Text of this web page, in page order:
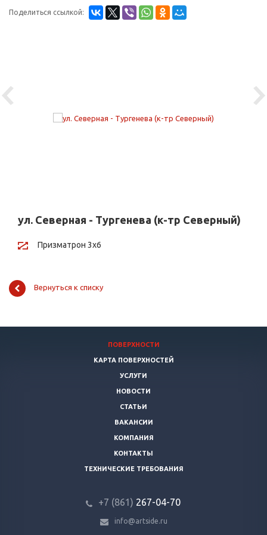
Поделиться ссылкой:
Previous
ул. Северная - Тургенева (к-тр Северный)
Призматрон 3х6
Вернуться к списку
ПОВЕРХНОСТИ
КАРТА ПОВЕРХНОСТЕЙ
УСЛУГИ
НОВОСТИ
СТАТЬИ
ВАКАНСИИ
КОМПАНИЯ
КОНТАКТЫ
ТЕХНИЧЕСКИЕ ТРЕБОВАНИЯ
+7 (861) 267-04-70
info@artside.ru